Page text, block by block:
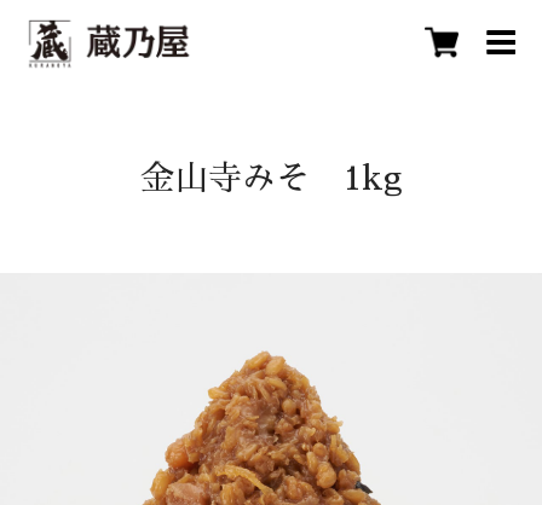
金山寺みそ 1kg